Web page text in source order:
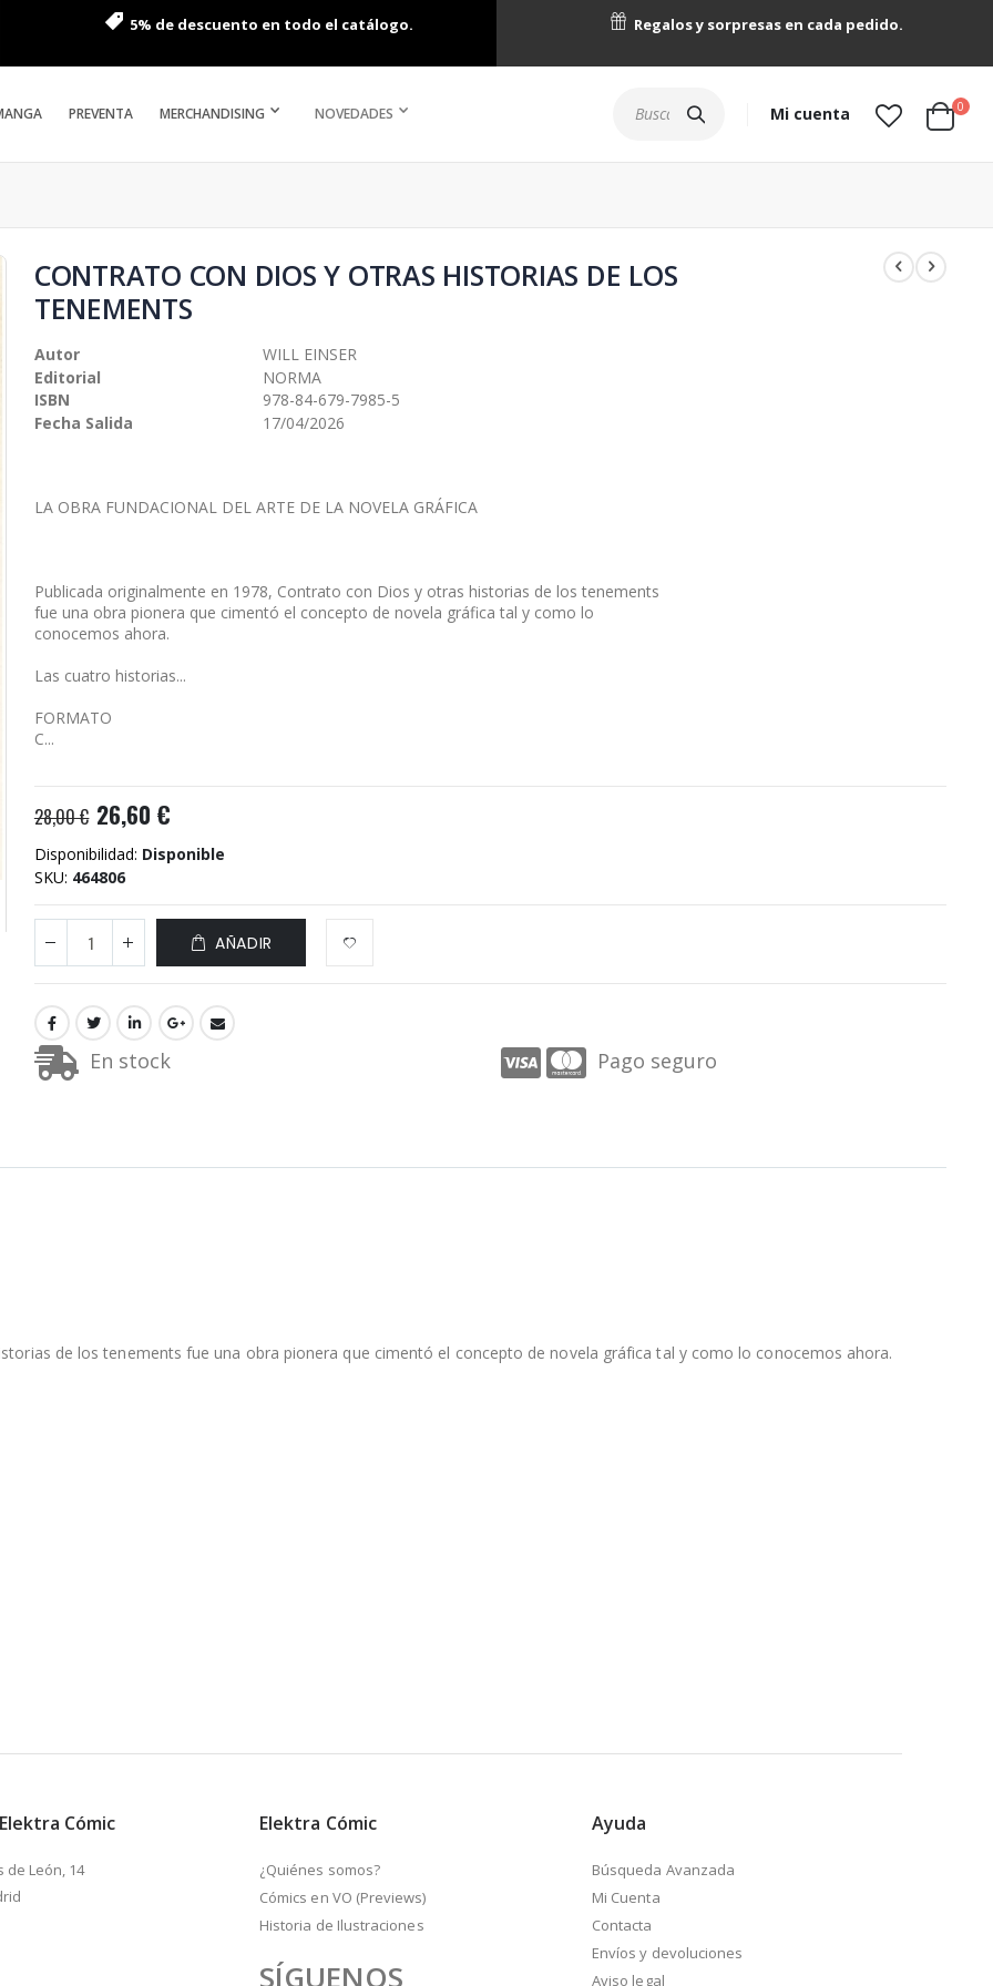
5% de descuento en todo el catálogo. Regalos y sorpresas en cada pedido.
PREVENTA MERCHANDISING NOVEDADES Mi cuenta Cart
0
CONTRATO CON DIOS Y OTRAS HISTORIAS DE LOS
TENEMENTS
Autor
WILL EINSER
Editorial
NORMA
ISBN
978-84-679-7985-5
Fecha Salida
17/04/2026
LA OBRA FUNDACIONAL DEL ARTE DE LA NOVELA GRÁFICA
Publicada originalmente en 1978, Contrato con Dios y otras historias de los tenements
fue una obra pionera que cimentó el concepto de novela gráfica tal y como lo
conocemos ahora.
Las cuatro historias...
FORMATO
C...
28,00 € 26,60 €
Disponibilidad: Disponible
SKU 464806
AÑADIR
En stock Pago seguro
de los tenements fue una obra pionera que cimentó el concepto de novela gráfica tal y como lo conocemos ahora.
Cómic
de León, 14
Elektra Cómic
¿Quiénes somos?
Cómics en VO (Previews)
Historia de Ilustraciones
SÍGUENOS
Ayuda
Búsqueda Avanzada
Mi Cuenta
Contacta
Envíos y devoluciones
Aviso legal